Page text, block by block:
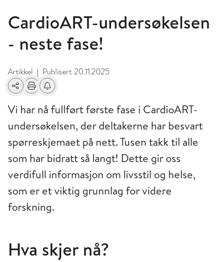
CardioART-undersøkelsen
- neste fase!
Artikkel | Publisert20.11.2025
Del Skriv utFå varsel om endringer
Vi har nå fullført første fase i CardioART-
undersøkelsen, der deltakerne har besvart
spørreskjemaet på nett. Tusen takk til alle
som har bidratt så langt! Dette gir oss
verdifull informasjon om livsstil og helse,
som er et viktig grunnlag for videre
forskning.
Hva skjer nå?